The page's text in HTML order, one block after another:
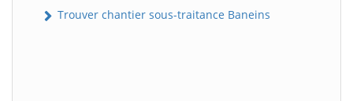
Trouver chantier sous-traitance Baneins